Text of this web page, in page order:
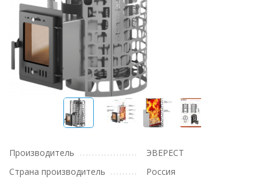
Производитель
ЭВЕРЕСТ
Страна производитель
Россия